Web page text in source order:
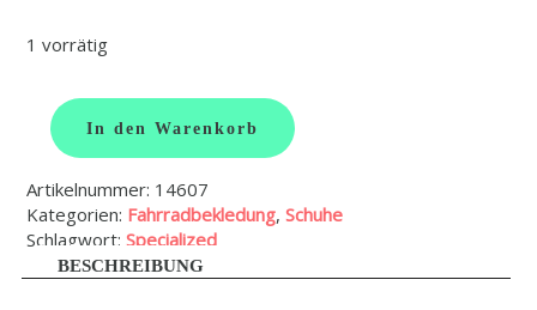
1 vorrätig
BG
FOOTBED
++
Menge
In den Warenkorb
Artikelnummer: 14607
Kategorien: Fahrradbekledung, Schuhe
Schlagwort: Specialized
BESCHREIBUNG